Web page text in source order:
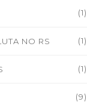
(1)
NO RS (1)
(1)
(9)